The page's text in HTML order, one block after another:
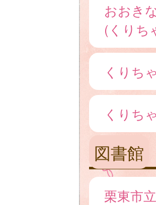
おおき
(くりち
くりち
くりち
図書館
栗東市